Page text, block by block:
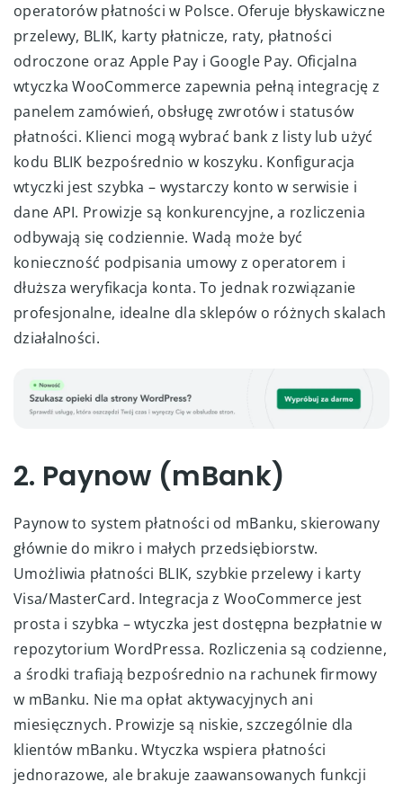
operatorów płatności w Polsce. Oferuje błyskawiczne
przelewy, BLIK, karty płatnicze, raty, płatności
odroczone oraz Apple Pay i Google Pay. Oficjalna
wtyczka WooCommerce zapewnia pełną integrację z
panelem zamówień, obsługę zwrotów i statusów
płatności. Klienci mogą wybrać bank z listy lub użyć
kodu BLIK bezpośrednio w koszyku. Konfiguracja
wtyczki jest szybka – wystarczy konto w serwisie i
dane API. Prowizje są konkurencyjne, a rozliczenia
odbywają się codziennie. Wadą może być
konieczność podpisania umowy z operatorem i
dłuższa weryfikacja konta. To jednak rozwiązanie
profesjonalne, idealne dla sklepów o różnych skalach
działalności.
2. Paynow (mBank)
Paynow to system płatności od mBanku, skierowany
głównie do mikro i małych przedsiębiorstw.
Umożliwia płatności BLIK, szybkie przelewy i karty
Visa/MasterCard. Integracja z WooCommerce jest
prosta i szybka – wtyczka jest dostępna bezpłatnie w
repozytorium WordPressa. Rozliczenia są codzienne,
a środki trafiają bezpośrednio na rachunek firmowy
w mBanku. Nie ma opłat aktywacyjnych ani
miesięcznych. Prowizje są niskie, szczególnie dla
klientów mBanku. Wtyczka wspiera płatności
jednorazowe, ale brakuje zaawansowanych funkcji